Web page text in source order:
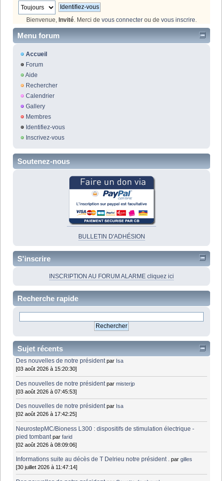
Bienvenue, Invité . Merci de vous connecter ou de vous inscrire
Menu forum
Accueil
Forum
Aide
Rechercher
Calendrier
Gallery
Membres
Identifiez-vous
Inscrivez-vous
Soutenez-nous
BULLETIN D'ADHÉSION
S'inscrire
INSCRIPTION AU FORUM ALARME cliquez ici
Recherche rapide
Sujet récents
Des nouvelles de notre président par Isa
[03 août 2026 à 15:20:30]
Des nouvelles de notre président parmisterjp
[03 août 2026 à 07:45:53]
Des nouvelles de notre président par Isa
[02 août 2026 à 17:42:25]
NeurostepMC/Bioness L300 : dispositifs de stimulation électrique -
pied tombant parfarid
[02 août 2026 à 08:09:06]
Informations suite au décès de T Delrieu notre président . pargilles
[30 juillet 2026 à 11:47:14]